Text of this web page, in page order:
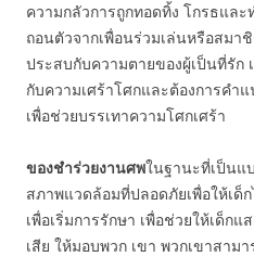
ความกลัวการถูกทอดทิ้ง โกรธแล
ถอนตัวจากเพื่อนร่วมเล่นหรือสมา
ประสบกับความตายของผู้เป็นที่รัก
กับความเศร้าโศกและต้องการคำ
เพื่อช่วยบรรเทาความโศกเศร้า
ของชำร่วยงานศพในฐานะที่เป็นแ
สภาพแวดล้อมที่ปลอดภัยเพื่อให้เด็
เพื่อเริ่มการรักษา เพื่อช่วยให้เด็ก
เสีย ให้มอบพวก เขา พวกเขาสาม